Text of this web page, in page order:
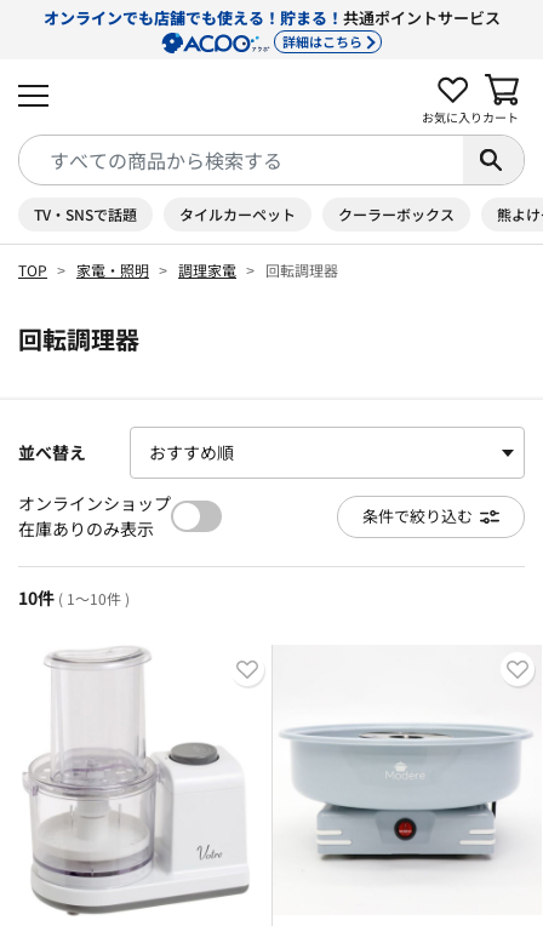
オンラインでも店舗でも使える！貯まる！ 共通ポイントサービス
詳細はこちら
お気に入り カート
TV・SNSで話題 タイルカーペット クーラーボックス 熊よ
TOP 家電・照明 調理家電 回転調理器
回転調理器
並べ替え
オンラインショップ
在庫ありのみ表示
条件で絞り込む
10件 ( 1～10件 )